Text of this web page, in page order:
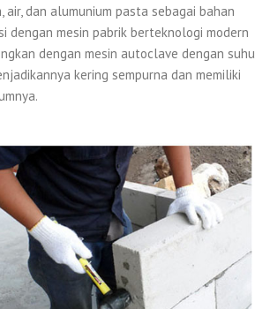
air, dan alumunium pasta sebagai bahan
dengan mesin pabrik berteknologi modern
dengan mesin autoclave dengan suhu
kering sempurna dan memiliki